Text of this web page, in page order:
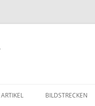
ARTIKEL BILDSTRECKEN